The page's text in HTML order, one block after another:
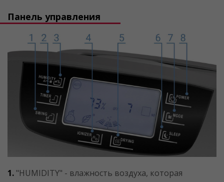
Панель управления
1. "HUMIDITY" - влажность воздуха, которая